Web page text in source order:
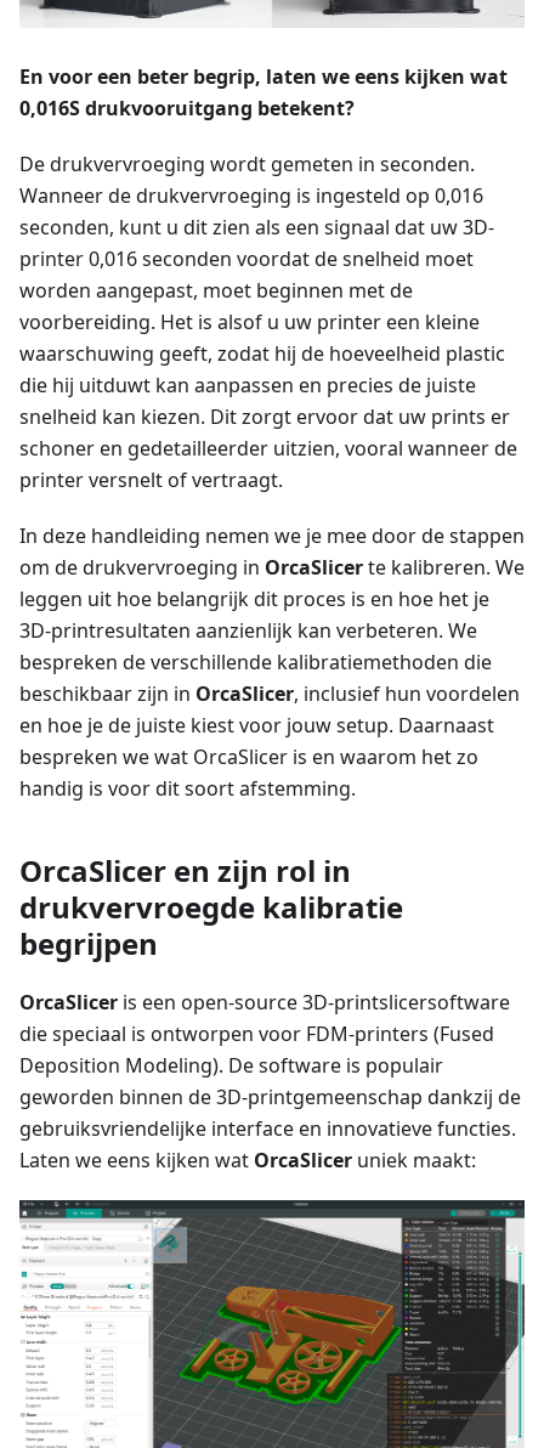
En voor een beter begrip, laten we eens kijken wat
0,016S drukvooruitgang betekent?
De drukvervroeging wordt gemeten in seconden.
Wanneer de drukvervroeging is ingesteld op 0,016
seconden, kunt u dit zien als een signaal dat uw 3D-
printer 0,016 seconden voordat de snelheid moet
worden aangepast, moet beginnen met de
voorbereiding. Het is alsof u uw printer een kleine
waarschuwing geeft, zodat hij de hoeveelheid plastic
die hij uitduwt kan aanpassen en precies de juiste
snelheid kan kiezen. Dit zorgt ervoor dat uw prints er
schoner en gedetailleerder uitzien, vooral wanneer de
printer versnelt of vertraagt.
In deze handleiding nemen we je mee door de stappen
om de drukvervroeging in OrcaSlicerte kalibreren. We
leggen uit hoe belangrijk dit proces is en hoe het je
3D-printresultaten aanzienlijk kan verbeteren. We
bespreken de verschillende kalibratiemethoden die
beschikbaar zijn in OrcaSlicer, inclusief hun voordelen
en hoe je de juiste kiest voor jouw setup. Daarnaast
bespreken we wat OrcaSlicer is en waarom het zo
handig is voor dit soort afstemming.
OrcaSlicer en zijn rol in
drukvervroegde kalibratie
begrijpen
OrcaSlicer is een open-source 3D-printslicersoftware
die speciaal is ontworpen voor FDM-printers (Fused
Deposition Modeling). De software is populair
geworden binnen de 3D-printgemeenschap dankzij de
gebruiksvriendelijke interface en innovatieve functies.
Laten we eens kijken wat OrcaSlicer uniek maakt: